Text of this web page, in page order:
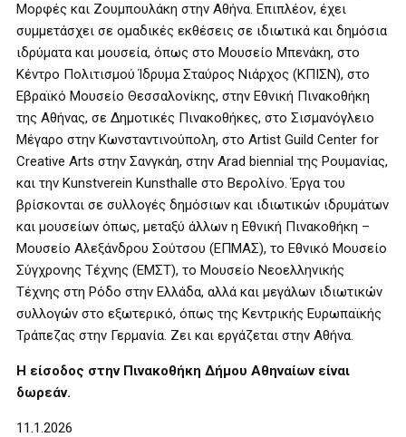
Μορφές και Ζουμπουλάκη στην Αθήνα. Επιπλέον, έχει
συμμετάσχει σε ομαδικές εκθέσεις σε ιδιωτικά και δημόσια
ιδρύματα και μουσεία, όπως στο Μουσείο Μπενάκη, στο
Κέντρο Πολιτισμού Ίδρυμα Σταύρος Νιάρχος (ΚΠΙΣΝ), στο
Εβραϊκό Μουσείο Θεσσαλονίκης, στην Εθνική Πινακοθήκη
της Αθήνας, σε Δημοτικές Πινακοθήκες, στο Σισμανόγλειο
Μέγαρο στην Κωνσταντινούπολη, στο Artist Guild Center for
Creative Arts στην Σανγκάη, στην Arad biennial της Ρουμανίας,
και την Kunstverein Kunsthalle στο Βερολίνο. Έργα του
βρίσκονται σε συλλογές δημόσιων και ιδιωτικών ιδρυμάτων
και μουσείων όπως, μεταξύ άλλων η Εθνική Πινακοθήκη –
Μουσείο Αλεξάνδρου Σούτσου (ΕΠΜΑΣ), το Εθνικό Μουσείο
Σύγχρονης Τέχνης (ΕΜΣΤ), το Μουσείο Νεοελληνικής
Τέχνης στη Ρόδο στην Ελλάδα, αλλά και μεγάλων ιδιωτικών
συλλογών στο εξωτερικό, όπως της Κεντρικής Ευρωπαϊκής
Τράπεζας στην Γερμανία. Ζει και εργάζεται στην Αθήνα.
Η είσοδος στην Πινακοθήκη Δήμου Αθηναίων είναι
δωρεάν.
11.1.2026